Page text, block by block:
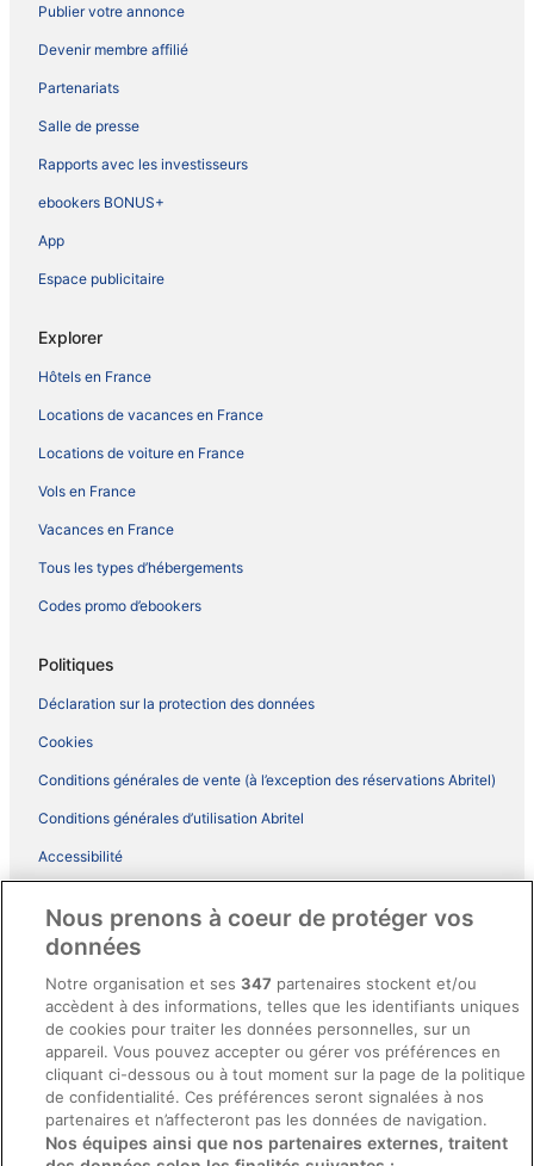
Publier votre annonce
Devenir membre affilié
Partenariats
Salle de presse
Rapports avec les investisseurs
ebookers BONUS+
App
Espace publicitaire
Explorer
Hôtels en France
Locations de vacances en France
Locations de voiture en France
Vols en France
Vacances en France
Tous les types d’hébergements
Codes promo d’ebookers
Politiques
Déclaration sur la protection des données
Cookies
Conditions générales de vente (à l’exception des réservations Abritel)
Conditions générales d’utilisation Abritel
Accessibilité
Conditions générales du programme BONUS+ d’ebookers
Directives de contenu et signalement de contenus
Aide
Soutien
Annuler votre réservation d’hôtel ou de propriété de vacances
Nous prenons à coeur de protéger vos
données
Notre organisation et ses347 partenaires stockent et/ou
accèdent à des informations, telles que les identifiants uniques
de cookies pour traiter les données personnelles, sur un
appareil. Vous pouvez accepter ou gérer vos préférences en
cliquant ci-dessous ou à tout moment sur la page de la politique
de confidentialité. Ces préférences seront signalées à nos
partenaires et n’affecteront pas les données de navigation.
Nos équipes ainsi que nos partenaires externes, traitent